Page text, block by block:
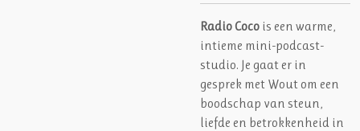
Radio Coco is een warme,
intieme mini-podcast-
studio. Je gaat er in
gesprek met Wout om een
boodschap van steun,
liefde en betrokkenheid in